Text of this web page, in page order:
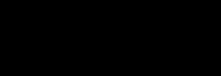
リフ検索】新規追加のお知
における不具合に関しま